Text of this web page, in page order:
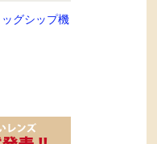
グシップ機